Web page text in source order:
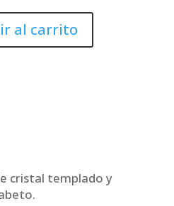
al carrito
cristal templado y